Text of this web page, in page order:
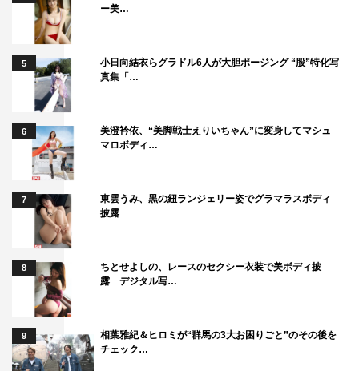
ー美…
5
小日向結衣らグラドル6人が大胆ポージング “股”特化写
真集「…
6
美澄衿依、“美脚戦士えりいちゃん”に変身してマシュ
マロボディ…
7
東雲うみ、黒の紐ランジェリー姿でグラマラスボディ
披露
8
ちとせよしの、レースのセクシー衣装で美ボディ披
露 デジタル写…
9
相葉雅紀＆ヒロミが“群馬の3大お困りごと”のその後を
チェック…